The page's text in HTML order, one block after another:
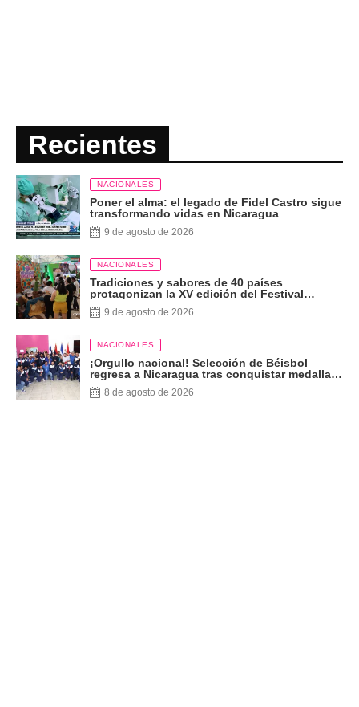
Recientes
NACIONALES
Poner el alma: el legado de Fidel Castro sigue
transformando vidas en Nicaragua
9 de agosto de 2026
NACIONALES
Tradiciones y sabores de 40 países
protagonizan la XV edición del Festival
Internacional de las Artes
9 de agosto de 2026
NACIONALES
¡Orgullo nacional! Selección de Béisbol
regresa a Nicaragua tras conquistar medalla
de plata
8 de agosto de 2026